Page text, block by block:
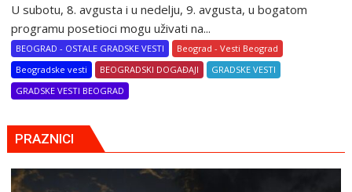
U subotu, 8. avgusta i u nedelju, 9. avgusta, u bogatom
programu posetioci mogu uživati na...
BEOGRAD - OSTALE GRADSKE VESTI
Beograd - Vesti Beograd
Beogradske vesti
BEOGRADSKI DOGAĐAJI
GRADSKE VESTI
GRADSKE VESTI BEOGRAD
PRAZNICI